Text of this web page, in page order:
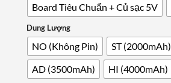
Board Tiêu Chuẩn + Củ sạc 5V
Dung Lượng
NO (Không Pin) ST (2000mAh)
AD (3500mAh)
HI (4000mAh)